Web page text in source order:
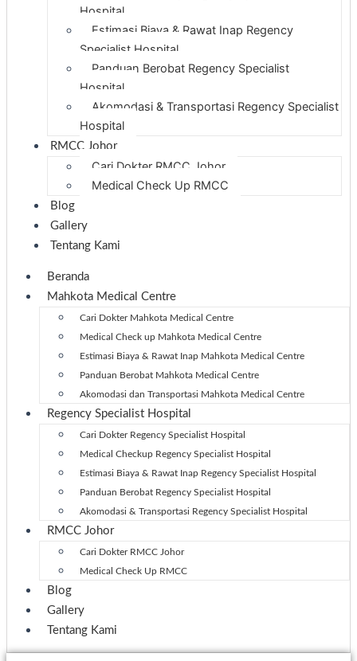
Hospital
Estimasi Biaya & Rawat Inap Regency
Specialist Hospital
Panduan Berobat Regency Specialist
Hospital
Akomodasi & Transportasi Regency Specialist
Hospital
RMCC Johor
Cari Dokter RMCC Johor
Medical Check Up RMCC
Blog
Gallery
Tentang Kami
Beranda
Mahkota Medical Centre
Cari Dokter Mahkota Medical Centre
Medical Check up Mahkota Medical Centre
Estimasi Biaya & Rawat Inap Mahkota Medical Centre
Panduan Berobat Mahkota Medical Centre
Akomodasi dan Transportasi Mahkota Medical Centre
Regency Specialist Hospital
Cari Dokter Regency Specialist Hospital
Medical Checkup Regency Specialist Hospital
Estimasi Biaya & Rawat Inap Regency Specialist Hospital
Panduan Berobat Regency Specialist Hospital
Akomodasi & Transportasi Regency Specialist Hospital
RMCC Johor
Cari Dokter RMCC Johor
Medical Check Up RMCC
Blog
Gallery
Tentang Kami